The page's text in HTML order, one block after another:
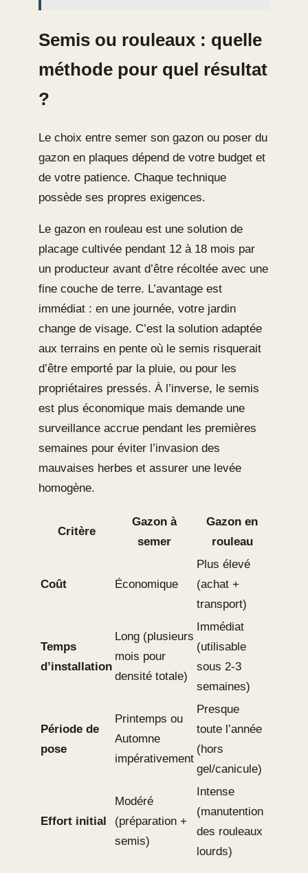
Semis ou rouleaux : quelle
méthode pour quel résultat
?
Le choix entre semer son gazon ou poser du
gazon en plaques dépend de votre budget et
de votre patience. Chaque technique
possède ses propres exigences.
Le gazon en rouleau est une solution de
placage cultivée pendant 12 à 18 mois par
un producteur avant d’être récoltée avec une
fine couche de terre. L’avantage est
immédiat : en une journée, votre jardin
change de visage. C’est la solution adaptée
aux terrains en pente où le semis risquerait
d’être emporté par la pluie, ou pour les
propriétaires pressés. À l’inverse, le semis
est plus économique mais demande une
surveillance accrue pendant les premières
semaines pour éviter l’invasion des
mauvaises herbes et assurer une levée
homogène.
Critère
Gazon à
semer
Gazon en
rouleau
Coût Économique
Plus élevé
(achat +
transport)
Temps
d’installation
Long (plusieurs
mois pour
densité totale)
Immédiat
(utilisable
sous 2-3
semaines)
Période de
pose
Printemps ou
Automne
impérativement
Presque
toute l’année
(hors
gel/canicule)
Effort initial
Modéré
(préparation +
semis)
Intense
(manutention
des rouleaux
lourds)